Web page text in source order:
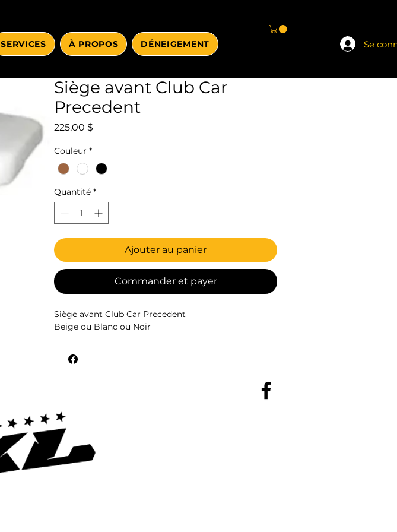
SERVICES À PROPOS DÉNEIGEMENT Se
Siège avant Club Car
Precedent
225,00 $
Couleur *
Quantité *
Ajouter au panier
Commander et payer
Siège avant Club Car Precedent
Beige ou Blanc ou Noir